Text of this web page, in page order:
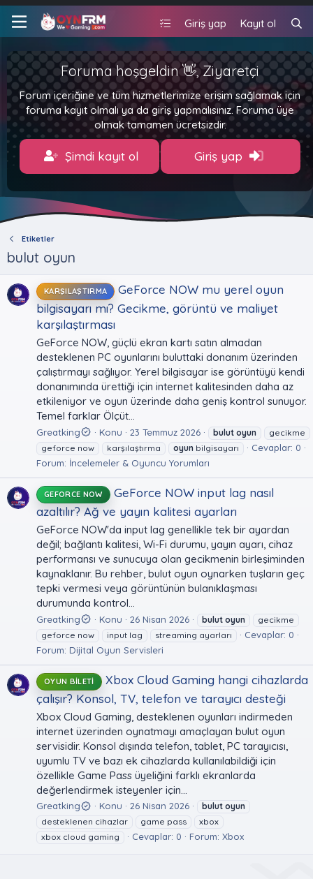
Giriş yap Kayıt ol
Foruma hoşgeldin 👋, Ziyaretçi
Forum içeriğine ve tüm hizmetlerimize erişim sağlamak için
foruma kayıt olmalı ya da giriş yapmalısınız. Foruma üye
olmak tamamen ücretsizdir.
Şimdi kayıt ol Giriş yap
Etiketler
bulut oyun
KARŞILAŞTIRMA
GeForce NOW mu yerel oyun
bilgisayarı mı? Gecikme, görüntü ve maliyet
karşılaştırması
GeForce NOW, güçlü ekran kartı satın almadan
desteklenen PC oyunlarını buluttaki donanım üzerinden
çalıştırmayı sağlıyor. Yerel bilgisayar ise görüntüyü kendi
donanımında ürettiği için internet kalitesinden daha az
etkileniyor ve oyun üzerinde daha geniş kontrol sunuyor.
Temel farklar Ölçüt...
Greatking Konu 23 Temmuz 2026 bulut oyun
gecikme
geforce now
karşılaştırma oyun bilgisayarı
Cevaplar: 0
Forum: İncelemeler & Oyuncu Yorumları
GEFORCE NOW
GeForce NOW input lag nasıl
azaltılır? Ağ ve yayın kalitesi ayarları
GeForce NOW'da input lag genellikle tek bir ayardan
değil; bağlantı kalitesi, Wi-Fi durumu, yayın ayarı, cihaz
performansı ve sunucuya olan gecikmenin birleşiminden
kaynaklanır. Bu rehber, bulut oyun oynarken tuşların geç
tepki vermesi veya görüntünün bulanıklaşması
durumunda kontrol...
Greatking Konu 26 Nisan 2026 bulut oyun
gecikme
geforce now
input lag streaming ayarları
Cevaplar: 0
Forum: Dijital Oyun Servisleri
OYUN BILETI
Xbox Cloud Gaming hangi cihazlarda
çalışır? Konsol, TV, telefon ve tarayıcı desteği
Xbox Cloud Gaming, desteklenen oyunları indirmeden
internet üzerinden oynatmayı amaçlayan bulut oyun
servisidir. Konsol dışında telefon, tablet, PC tarayıcısı,
uyumlu TV ve bazı ek cihazlarda kullanılabildiği için
özellikle Game Pass üyeliğini farklı ekranlarda
değerlendirmek isteyenler için...
Greatking Konu 26 Nisan 2026 bulut oyun
desteklenen cihazlar
game pass
xbox
xbox cloud gaming
Cevaplar: 0 Forum: Xbox